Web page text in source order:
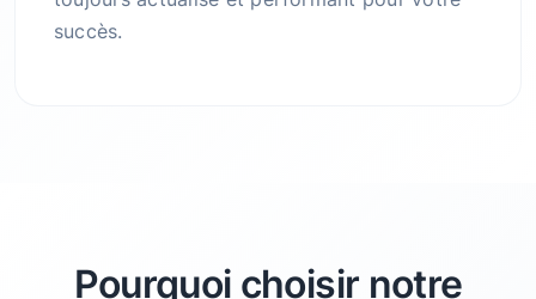
succès.
Pourquoi choisir notre